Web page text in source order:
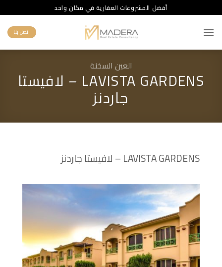
للمحتوى
أفضل المشروعات العقارية في مكان واحد
اتصل بنا
العين السخنة
LAVISTA GARDENS – لافيستا
جاردنز
LAVISTA GARDENS – لافيستا جاردنز